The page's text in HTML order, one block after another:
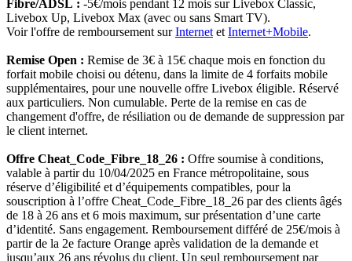
Fibre/ADSL : -5€/mois pendant 12 mois sur Livebox Classic,
Livebox Up, Livebox Max (avec ou sans Smart TV).
Voir l'offre de remboursement surInternet et Internet+Mobile.
Remise Open : Remise de 3€ à 15€ chaque mois en fonction du
forfait mobile choisi ou détenu, dans la limite de 4 forfaits mobile
supplémentaires, pour une nouvelle offre Livebox éligible. Réservé
aux particuliers. Non cumulable. Perte de la remise en cas de
changement d'offre, de résiliation ou de demande de suppression par
le client internet.
Offre Cheat_Code_Fibre_18_26 : Offre soumise à conditions,
valable à partir du 10/04/2025 en France métropolitaine, sous
réserve d’éligibilité et d’équipements compatibles, pour la
souscription à l’offre Cheat_Code_Fibre_18_26 par des clients âgés
de 18 à 26 ans et 6 mois maximum, sur présentation d’une carte
d’identité. Sans engagement. Remboursement différé de 25€/mois à
partir de la 2e facture Orange après validation de la demande et
jusqu’aux 26 ans révolus du client. Un seul remboursement par